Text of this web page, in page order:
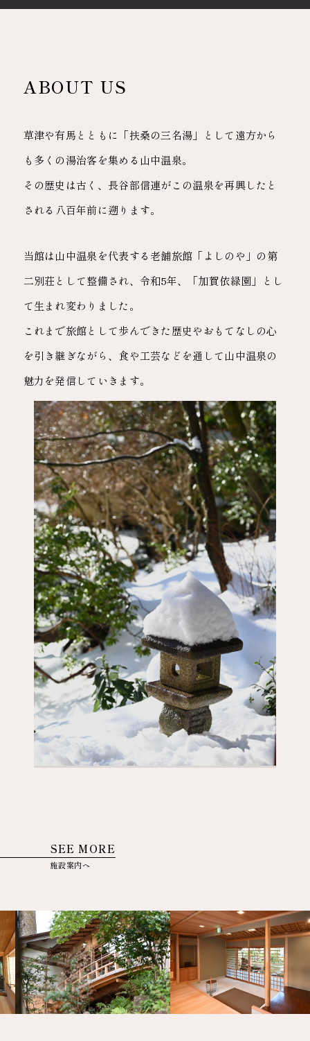
ABOUT US
草津や有馬とともに「扶桑の三名湯」として遠方から
も多くの湯治客を集める山中温泉。
その歴史は古く、長谷部信連がこの温泉を再興したと
される 八百年前に遡ります。
当館は山中温泉を代表する老舗旅館「よしのや」の第
二別荘として整備され、 令和5年、「加賀依緑園」とし
て生まれ変わりました。
これまで旅館として歩んできた歴史やおもてなしの心
を引き継ぎながら、 食や工芸などを通して山中温泉の
魅力を発信していきます。
SEE MORE
施設案内へ